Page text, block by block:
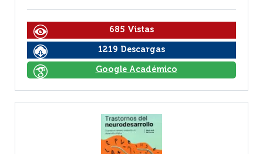
685 Vistas
1219 Descargas
Google Académico